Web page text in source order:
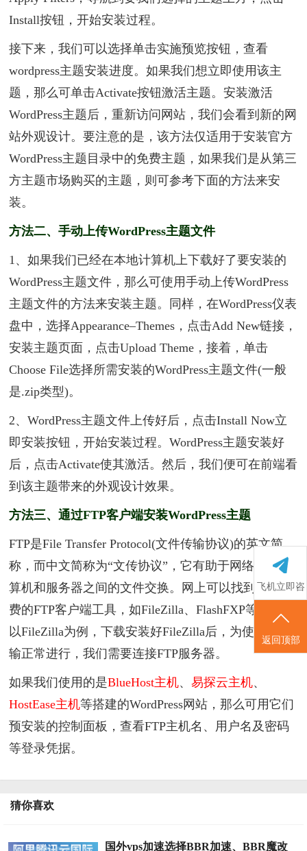
飞机立即咨
询
返回顶部
Install按钮，开始安装过程。
接下来，我们可以选择单击实施预览按钮，查看
wordpress主题安装进度。如果我们想立即使用该主
题，那么可单击Activate按钮激活主题。安装激活
WordPress主题后，重新访问网站，我们会看到新的网
站外观设计。要注意的是，该方法仅适用于安装官方
WordPress主题目录中的免费主题，如果我们是从第三
方主题市场购买的主题，则可参考下面的方法来安
装。
方法二、手动上传WordPress主题文件
1、如果我们已经在本地计算机上下载好了要安装的
WordPress主题文件，那么可使用手动上传WordPress
主题文件的方法来安装主题。同样，在WordPress仪表
盘中，选择Appearance–Themes，点击Add New链接，
安装主题页面，点击Upload Theme，接着，单击
Choose File选择所需安装的WordPress主题文件(一般
是.zip类型)。
2、WordPress主题文件上传好后，点击Install Now立
即安装按钮，开始安装过程。WordPress主题安装好
后，点击Activate使其激活。然后，我们便可在前端看
到该主题带来的外观设计效果。
方法三、通过FTP客户端安装WordPress主题
FTP是File Transfer Protocol(文件传输协议)的英文简
称，而中文简称为“文传协议”，它有助于网络上的计
算机和服务器之间的文件交换。网上可以找到许多免
费的FTP客户端工具，如FileZilla、FlashFXP等。本文
以FileZilla为例，下载安装好FileZilla后，为使文件传
输正常进行，我们需要连接FTP服务器。
如果我们使用的是BlueHost主机、 易探云主机、
HostEase主机等搭建的WordPress网站，那么可用它们
预安装的控制面板，查看FTP主机名、用户名及密码
等登录凭据。
猜你喜欢
国外vps加速选择BBR加速、BBR魔改